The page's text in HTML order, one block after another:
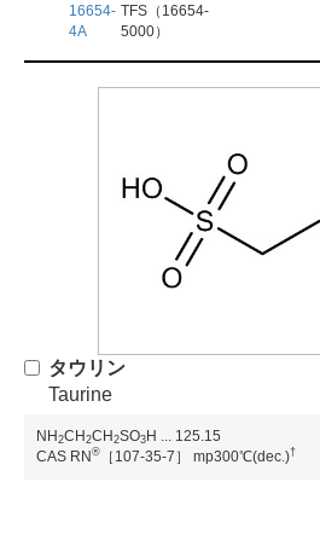
16654-
4A
TFS（16654-
5000）
タウリン
Taurine
NH 2CH 2CH 2SO3 H ... 125.15
CAS RN ® ［107-35-7］ mp300℃(dec.)†